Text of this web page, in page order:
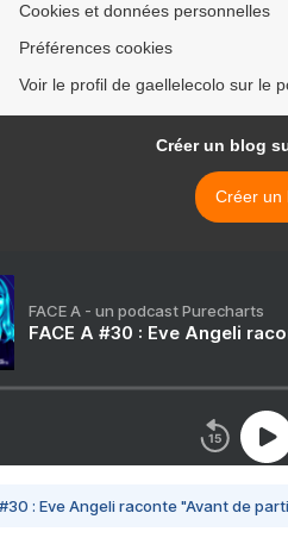
Cookies et données personnelles
Préférences cookies
Voir le profil de gaellelecolo sur le
Créer un blog
Créer un
FACE A - un podcast Purecharts
FACE A #30 : Eve Angeli
#30 : Eve Angeli raconte "Avant de